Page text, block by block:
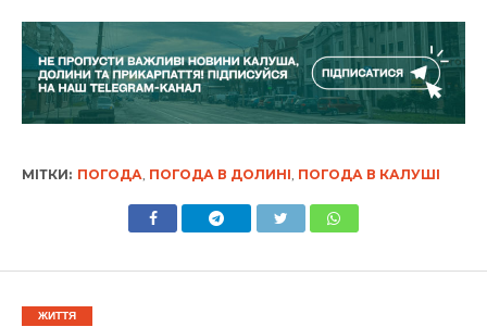
МІТКИ: ПОГОДА ПОГОДА В ДОЛИНІ ПОГОДА В КАЛУШІ
ЖИТТЯ